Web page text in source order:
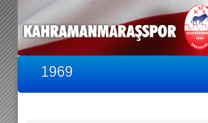
1969